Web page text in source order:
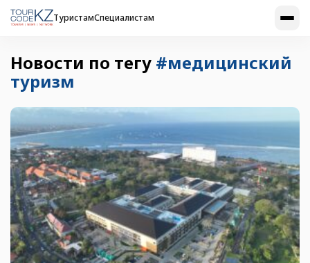
ТуристамСпециалистам
Новости по тегу #медицинский
туризм